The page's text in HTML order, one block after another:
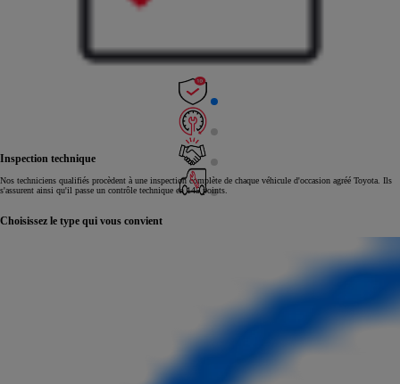
Inspection technique
Nos techniciens qualifiés procèdent à une inspection complète de chaque véhicule d'occasion agréé Toyota. Ils
s'assurent ainsi qu'il passe un contrôle technique en 145 points.
Choisissez le type qui vous convient